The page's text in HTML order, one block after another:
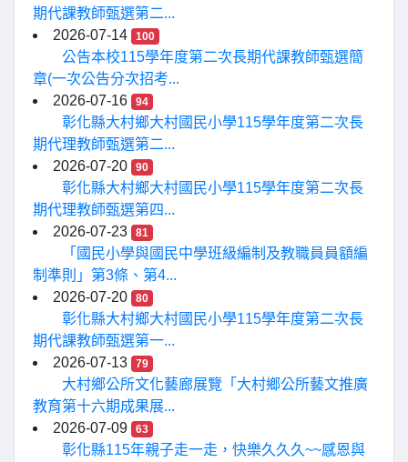
期代課教師甄選第二...
2026-07-14
100
公告本校115學年度第二次長期代課教師甄選簡
章(一次公告分次招考...
2026-07-16
94
彰化縣大村鄉大村國民小學115學年度第二次長
期代理教師甄選第二...
2026-07-20
90
彰化縣大村鄉大村國民小學115學年度第二次長
期代理教師甄選第四...
2026-07-23
81
「國民小學與國民中學班級編制及教職員員額編
制準則」第3條、第4...
2026-07-20
80
彰化縣大村鄉大村國民小學115學年度第二次長
期代課教師甄選第一...
2026-07-13
79
大村鄉公所文化藝廊展覽「大村鄉公所藝文推廣
教育第十六期成果展...
2026-07-09
63
彰化縣115年親子走一走，快樂久久久~~感恩與